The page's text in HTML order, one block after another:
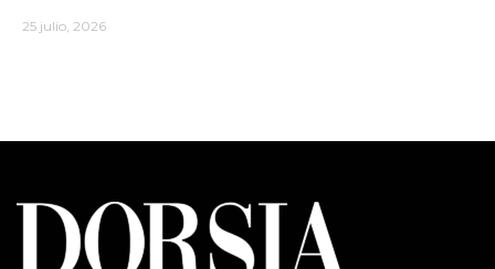
25 julio, 2026